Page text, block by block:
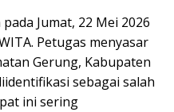
Jumat, 22 Mei 2026
Petugas menyasar
Gerung, Kabupaten
sebagai salah
ini sering